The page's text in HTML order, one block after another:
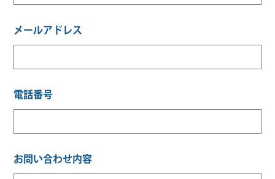
メールアドレス
電話番号
お問い合わせ内容